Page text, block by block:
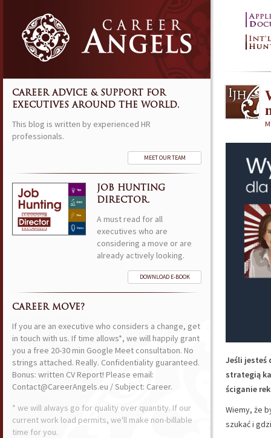
Jeśli jesteś
strategią
ściganie
Wiemy, że
szukać i
CAREER ADVICE & SUPPORT FOR
EXECUTIVES AROUND THE WORLD.
This blog is written by experienced HR
professionals.
MEET OUR TEAM
JOB HUNTING
DIRECTOR.
A must read for all
executives who are
considering a move or are
already actively looking.
DOWNLOAD E-BOOK
CAREER MOVE?
If you are an executive who considers a change, get
in touch with us. If time allows*, we will happily grant
you a free 20-30 min Google Meet consultation. No
strings attached. Really. Confidentiality guaranteed.
Bonus: written CV Report! Please email:
Contact@CareerAngels.eu / Subject: Career.
* we will always go for quality over quantity. If our
current work load permits, we'll make non-billable
time for you.